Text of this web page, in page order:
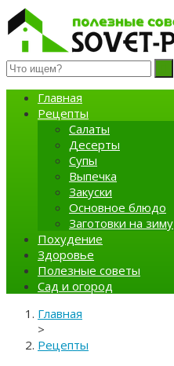
Полезные советы домохозяйкам
Главная
Рецепты
Салаты
Десерты
Супы
Выпечка
Закуски
Основное блюдо
Заготовки на зиму
Похудение
Здоровье
Полезные советы
Сад и огород
Главная
>
Рецепты